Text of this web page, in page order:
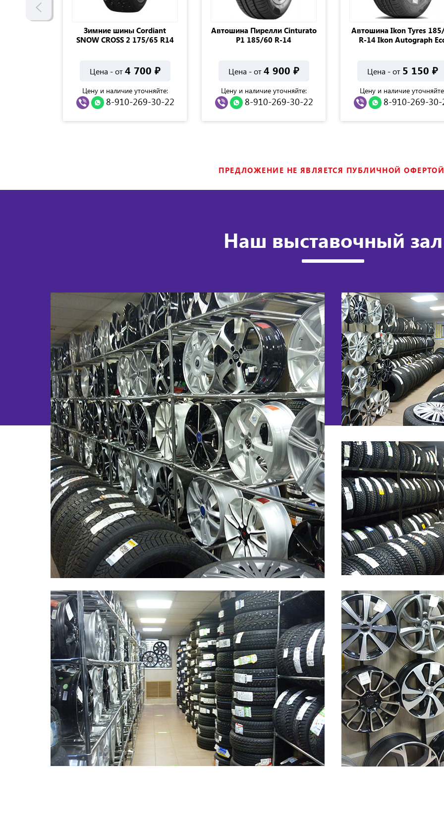
Зимние шины Cordiant
SNOW CROSS 2 175/65 R14
Цена - от4 700 ₽
Цену и наличие уточняйте:
8-910-269-30-22
Автошина Пирелли Cinturato
P1 185/60 R-14
Цена - от4 900 ₽
Цену и наличие уточняйте:
8-910-269-30-22
Автошина Ikon Tyres
R-14 Ikon Autograph
Цена - от 5 150 ₽
Цену и наличие
8-910-269-30-
ПРЕДЛОЖЕНИЕ НЕ ЯВЛЯЕТСЯ ПУБЛИЧНОЙ
Наш выставочный зал